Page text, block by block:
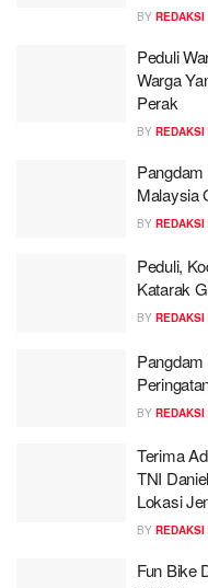
BY REDAKSI
Peduli
Warga
Perak
BY REDAKSI
Malaysia
BY REDAKSI
Peduli,
Katarak
BY REDAKSI
BY REDAKSI
Terima
TNI
Lokasi
BY REDAKSI
Fun Bike